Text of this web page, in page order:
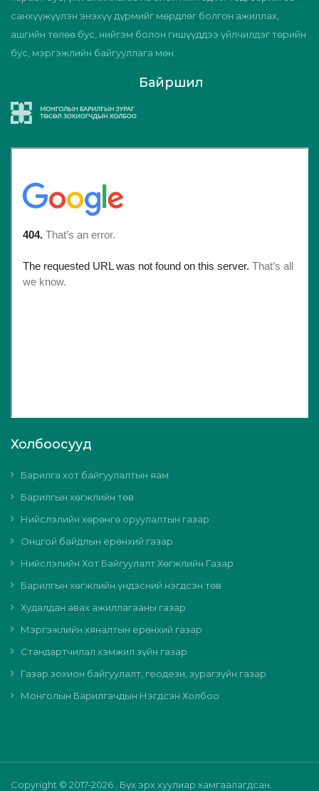
санхүүжүүлэн энэхүү дүрмийг мөрдлөг болгон ажиллах,
ашгийн төлөө бус, нийгэм болон гишүүддээ үйлчилдэг төрийн
бус, мэргэжлийн байгууллага мөн.
Байршил
Холбоосууд
Барилга хот байгуулалтын яам
Барилгын хөгжлийн төв
Нийслэлийн хөрөнгө оруулалтын газар
Онцгой байдлын ерөнхий газар
Нийслэлийн Хот Байгуулалт Хөгжлийн Газар
Барилгын хөгжлийн үндэсний нэгдсэн төв
Худалдан авах ажиллагааны газар
Мэргэжлийн хяналтын ерөнхий газар
Стандартчилал хэмжил зүйн газар
Газар зохион байгуулалт, геодези, зурагзүйн газар
Монголын Барилгачдын Нэгдсэн Холбоо
Copyright © 2017-2026 . Бүх эрх хуулиар хамгаалагдсан.